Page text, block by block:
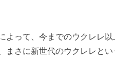
よって、今までのウクレレ
まさに新世代のウクレレとい